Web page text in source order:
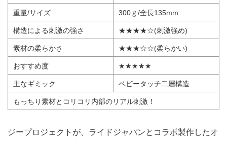
重量/サイズ 300ｇ/全長135mm
構造による刺激の強さ ★★★★☆(刺激強め)
素材の柔らかさ ★★★☆☆(柔らかい)
おすすめ度 ★★★★★
主なギミック ベビータッチ二層構造
もっちり素材とコリコリ内部のリアル刺激！
ジープロジェクトが、ライドジャパンとコラボ製作したオ